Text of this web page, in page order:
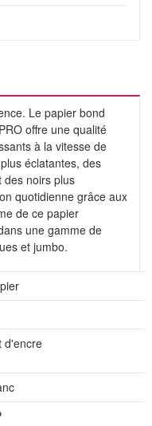
Le papier bond
offre une qualité
à la vitesse de
éclatantes, des
des noirs plus
quotidienne grâce aux
de ce papier
une gamme de
et jumbo.
d'encre